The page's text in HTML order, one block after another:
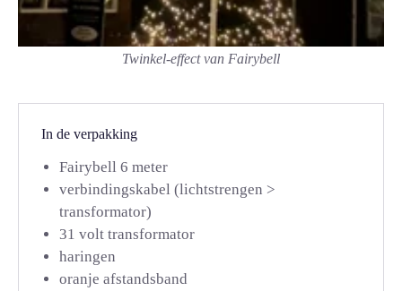
Twinkel-effect van Fairybell
In de verpakking
Fairybell 6 meter
verbindingskabel (lichtstrengen >
transformator)
31 volt transformator
haringen
oranje afstandsband